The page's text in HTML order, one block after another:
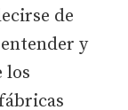
de
y
los